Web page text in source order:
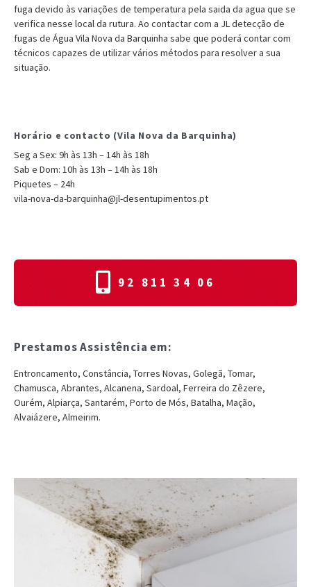
fuga devido às variações de temperatura pela saida da agua que se
verifica nesse local da rutura. Ao contactar com a JL detecção de
fugas de Água Vila Nova da Barquinha sabe que poderá contar com
técnicos capazes de utilizar vários métodos para resolver a sua
situação.
Horário e contacto (Vila Nova da Barquinha)
Seg a Sex: 9h às 13h – 14h às 18h
Sab e Dom: 10h às 13h – 14h às 18h
Piquetes – 24h
vila-nova-da-barquinha@jl-desentupimentos.pt
92 811 34 06
Prestamos Assistência em:
Entroncamento, Constância, Torres Novas, Golegã, Tomar,
Chamusca, Abrantes, Alcanena, Sardoal, Ferreira do Zêzere,
Ourém, Alpiarça, Santarém, Porto de Mós, Batalha, Mação,
Alvaiázere, Almeirim.